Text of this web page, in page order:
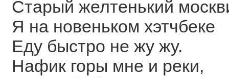
Старый желтенький
Я на новеньком хэтчбеке
Еду быстро не жу жу.
Нафик горы мне и реки,